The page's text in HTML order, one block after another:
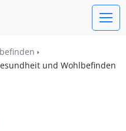
und Wohlbefinden